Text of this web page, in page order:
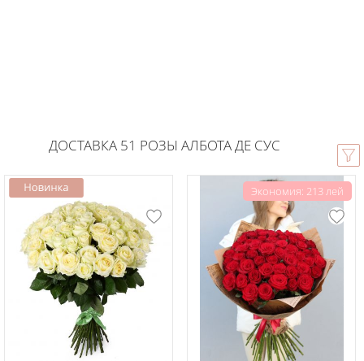
ДОСТАВКА 51 РОЗЫ АЛБОТА ДЕ СУС
Экономия: 213 лей